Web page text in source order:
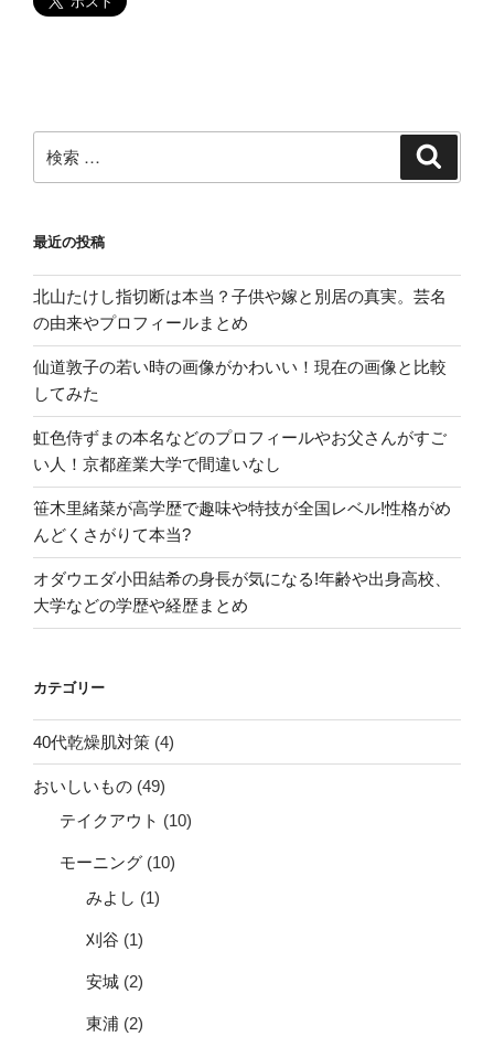
ス
た!”
索:
最近の投稿
北山たけし指切断は本当？子供や嫁と別居の真実。芸名
の由来やプロフィールまとめ
仙道敦子の若い時の画像がかわいい！現在の画像と比較
してみた
虹色侍ずまの本名などのプロフィールやお父さんがすご
い人！京都産業大学で間違いなし
笹木里緒菜が高学歴で趣味や特技が全国レベル!性格がめ
んどくさがりて本当?
オダウエダ小田結希の身長が気になる!年齢や出身高校、
大学などの学歴や経歴まとめ
カテゴリー
40代乾燥肌対策 (4)
おいしいもの (49)
テイクアウト (10)
モーニング (10)
みよし (1)
刈谷 (1)
安城 (2)
東浦 (2)